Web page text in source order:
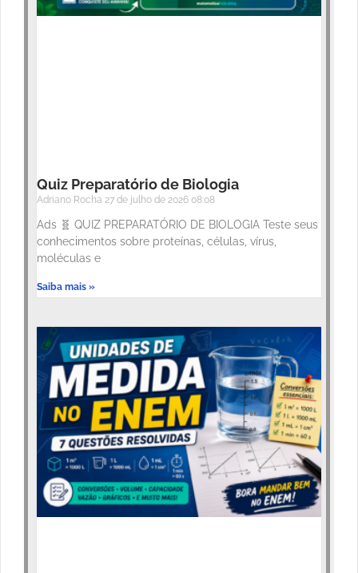
Quiz Preparatório de Biologia
Adriano Rocha 27 de julho de 2026 08:08
Ads 🧬 QUIZ PREPARATÓRIO DE BIOLOGIA Teste seus
conhecimentos sobre proteínas, células, vírus,
moléculas e
Saiba mais »